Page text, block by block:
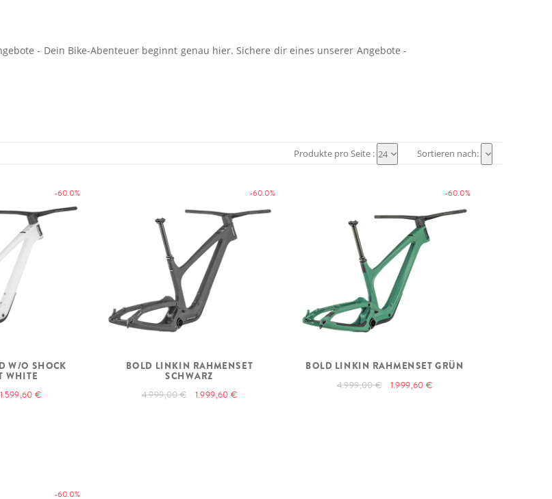
- Dein Bike-Abenteuer beginnt genau hier. Sichere dir eines unserer Angebote -
Produkte pro Seite : 24 Sortieren nach:
-60.0%
W/O SHOCK
WHITE
1.599,60 €
-60.0%
BOLD LINKIN RAHMENSET
SCHWARZ
4.999,00 € 1.999,60 €
-60.0%
BOLD LINKIN RAHMENSET GRÜN
4.999,00 € 1.999,60 €
-60.0%